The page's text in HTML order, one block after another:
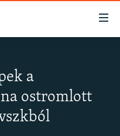
a
ostromlott